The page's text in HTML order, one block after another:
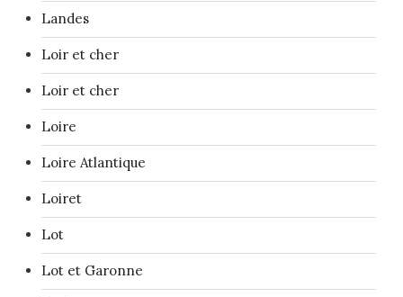
Landes
Loir et cher
Loir et cher
Loire
Loire Atlantique
Loiret
Lot
Lot et Garonne